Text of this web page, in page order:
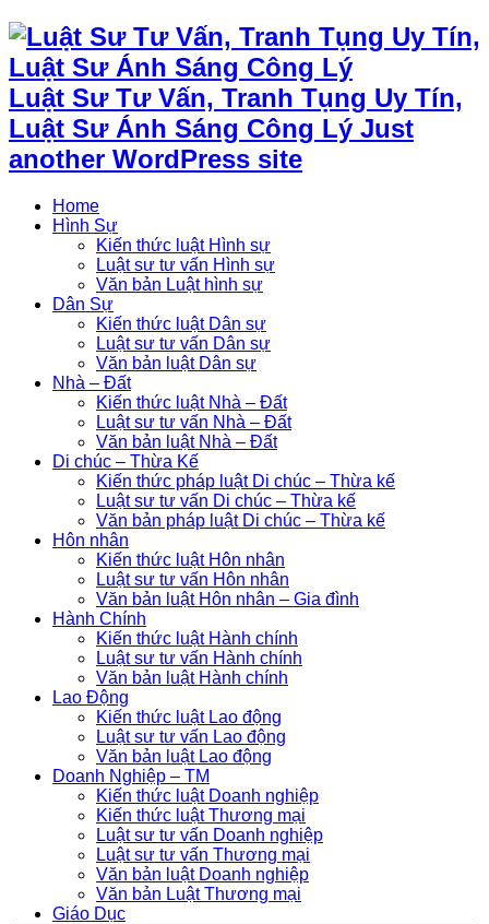
Luật Sư Tư Vấn, Tranh Tụng Uy Tín,
Luật Sư Ánh Sáng Công Lý Just
another WordPress site
Home
Hình Sự
Kiến thức luật Hình sự
Luật sư tư vấn Hình sự
Văn bản Luật hình sự
Dân Sự
Kiến thức luật Dân sự
Luật sư tư vấn Dân sự
Văn bản luật Dân sự
Nhà – Đất
Kiến thức luật Nhà – Đất
Luật sư tư vấn Nhà – Đất
Văn bản luật Nhà – Đất
Di chúc – Thừa Kế
Kiến thức pháp luật Di chúc – Thừa kế
Luật sư tư vấn Di chúc – Thừa kế
Văn bản pháp luật Di chúc – Thừa kế
Hôn nhân
Kiến thức luật Hôn nhân
Luật sư tư vấn Hôn nhân
Văn bản luật Hôn nhân – Gia đình
Hành Chính
Kiến thức luật Hành chính
Luật sư tư vấn Hành chính
Văn bản luật Hành chính
Lao Động
Kiến thức luật Lao động
Luật sư tư vấn Lao động
Văn bản luật Lao động
Doanh Nghiệp – TM
Kiến thức luật Doanh nghiệp
Kiến thức luật Thương mại
Luật sư tư vấn Doanh nghiệp
Luật sư tư vấn Thương mại
Văn bản luật Doanh nghiệp
Văn bản Luật Thương mại
Giáo Dục